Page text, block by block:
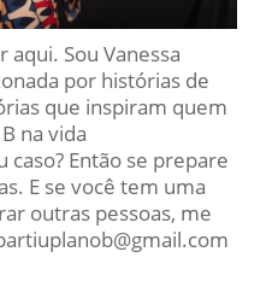
Sou Vanessa
por histórias de
que inspiram quem
na vida
caso? Então se prepare
E se você tem uma
outras pessoas, me